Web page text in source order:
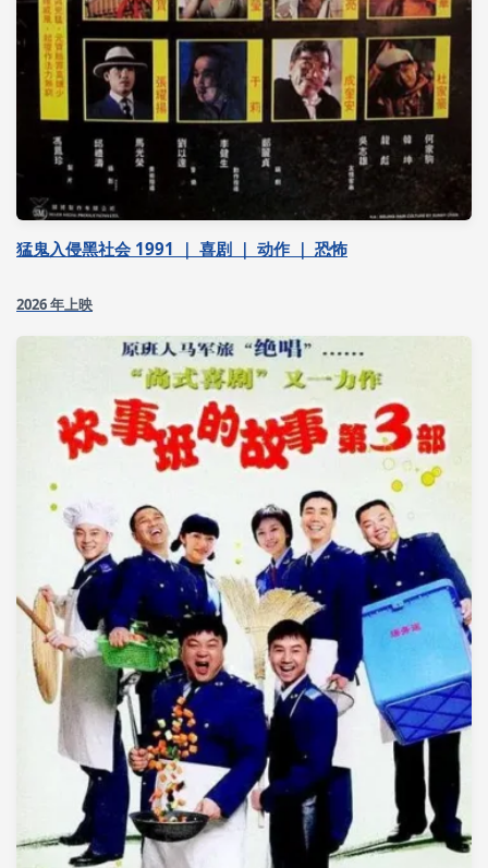
猛鬼入侵黑社会 1991 ｜ 喜剧 ｜ 动作 ｜ 恐怖
2026 年上映